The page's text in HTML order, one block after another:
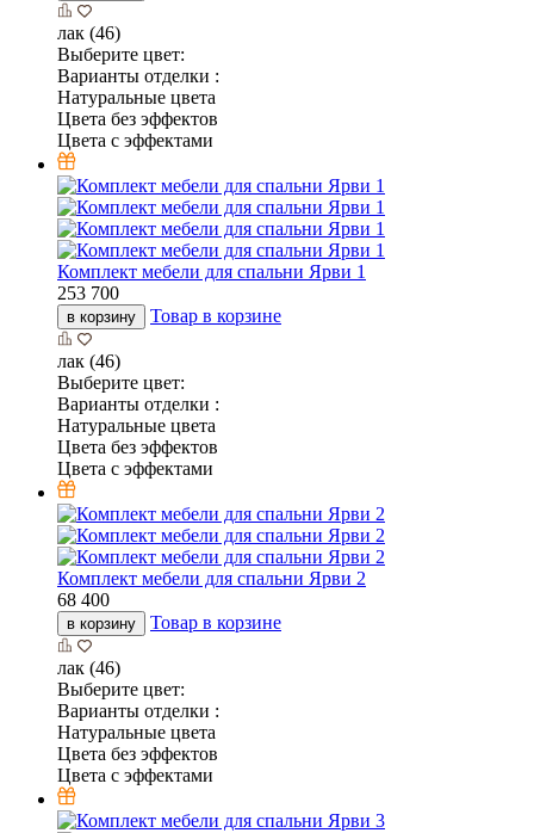
лак (46)
Выберите цвет:
Варианты отделки :
Натуральные цвета
Цвета без эффектов
Цвета с эффектами
Комплект мебели для спальни Ярви 1
253 700
в корзину Товар в корзине
лак (46)
Выберите цвет:
Варианты отделки :
Натуральные цвета
Цвета без эффектов
Цвета с эффектами
Комплект мебели для спальни Ярви 2
68 400
в корзину Товар в корзине
лак (46)
Выберите цвет:
Варианты отделки :
Натуральные цвета
Цвета без эффектов
Цвета с эффектами